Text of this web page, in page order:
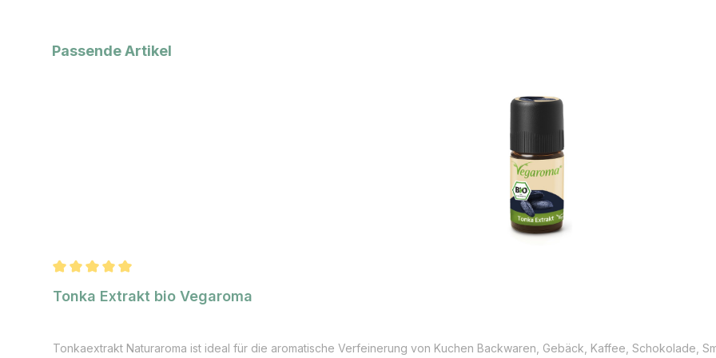
Produktgalerie überspringen
Passende Artikel
Tonka Extrakt bio Vegaroma
Tonkaextrakt Naturaroma ist ideal für die aromatische Verfeinerung von Kuchen Backwaren, Gebäck, Kaffee, Schokolade,